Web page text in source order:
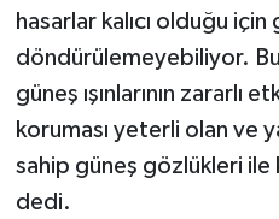
hasarlar kalıcı olduğu için
döndürülemeyebiliyor.
güneş ışınlarının zararlı
koruması yeterli olan ve
sahip güneş gözlükleri
dedi.